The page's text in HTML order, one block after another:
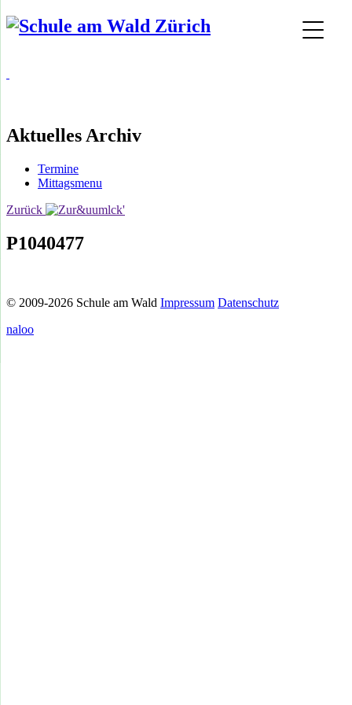
Aktuelles Archiv
Termine
Mittagsmenu
Zurück
P1040477
© 2009-2026 Schule am Wald Impressum Datenschutz
naloo